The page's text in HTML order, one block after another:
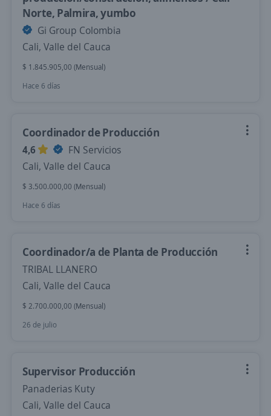
Norte, Palmira, yumbo
Gi Group Colombia
Cali, Valle del Cauca
$ 1.845.905,00 (Mensual)
Hace 6 días
Coordinador de Producción
4,6
FN Servicios
Cali, Valle del Cauca
$ 3.500.000,00 (Mensual)
Hace 6 días
Coordinador/a de Planta de Producción
TRIBAL LLANERO
Cali, Valle del Cauca
$ 2.700.000,00 (Mensual)
26 de julio
Supervisor Producción
Panaderias Kuty
Cali, Valle del Cauca